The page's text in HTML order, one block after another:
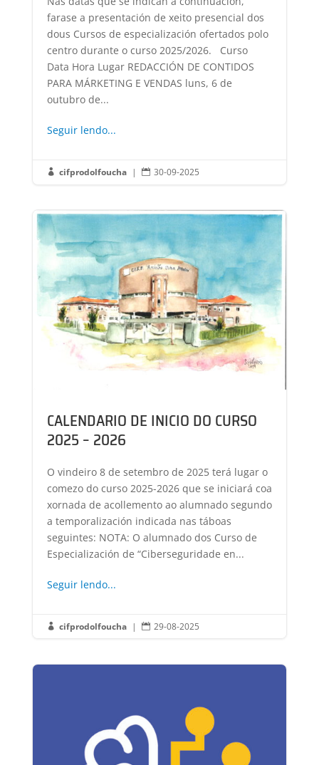
farase a presentación de xeito presencial dos
dous Cursos de especialización ofertados polo
centro durante o curso 2025/2026. Curso
Data Hora Lugar REDACCIÓN DE CONTIDOS
PARA MÁRKETING E VENDAS luns, 6 de
outubro de...
Seguir lendo...
 cifprodolfoucha |  30-09-2025
CALENDARIO DE INICIO DO CURSO
2025 – 2026
O vindeiro 8 de setembro de 2025 terá lugar o
comezo do curso 2025-2026 que se iniciará coa
xornada de acollemento ao alumnado segundo
a temporalización indicada nas táboas
seguintes: NOTA: O alumnado dos Curso de
Especialización de “Ciberseguridade en...
Seguir lendo...
 cifprodolfoucha |  29-08-2025